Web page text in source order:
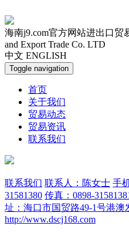
海南j9.com官方网站进出口贸
and Export Trade Co. LTD
中文 ENGLISH
Toggle navigation
首页
关于我们
贸易动态
贸易资讯
联系我们
联系我们 联系人：陈女士 手
31581380 传真：0898-
址：海口市国贸路49-1号港澳
http://www.dscj168.com